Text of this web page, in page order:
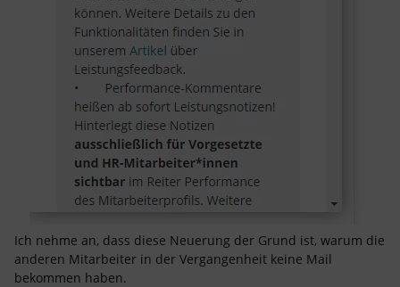
Ich nehme an, dass diese Neuerung der Grund ist, warum die
anderen Mitarbeiter in der Vergangenheit keine Mail
bekommen haben.